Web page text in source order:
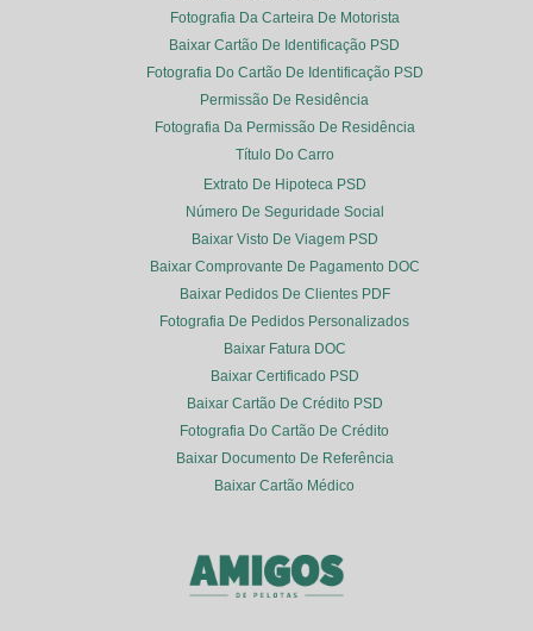
Fotografia Da Carteira De Motorista
Baixar Cartão De Identificação PSD
Fotografia Do Cartão De Identificação PSD
Permissão De Residência
Fotografia Da Permissão De Residência
Título Do Carro
Extrato De Hipoteca PSD
Número De Seguridade Social
Baixar Visto De Viagem PSD
Baixar Comprovante De Pagamento DOC
Baixar Pedidos De Clientes PDF
Fotografia De Pedidos Personalizados
Baixar Fatura DOC
Baixar Certificado PSD
Baixar Cartão De Crédito PSD
Fotografia Do Cartão De Crédito
Baixar Documento De Referência
Baixar Cartão Médico